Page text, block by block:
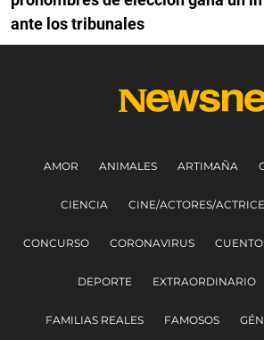
ante los tribunales
AMOR ANIMALES ARTIMAÑA
CIENCIA CINE/ACTORES/
CONCURSO CORONAVIRUS
DEPORTE EXTRAORDINARIO
FAMILIAS REALES FAMOSOS